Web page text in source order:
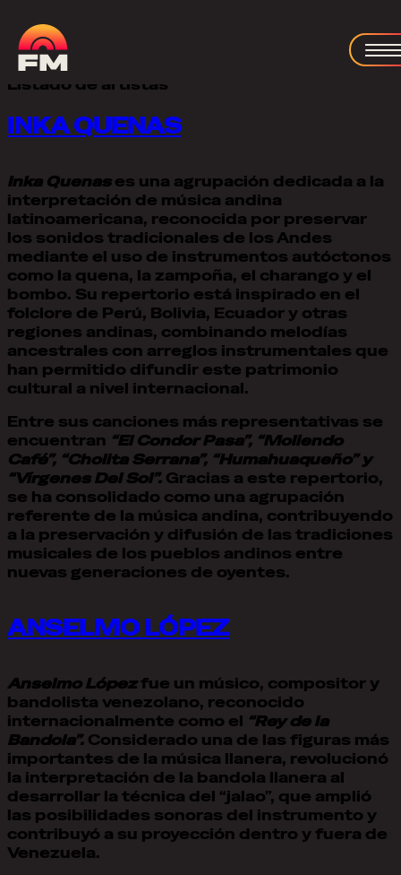
Archivos:
Listado de artistas
INKA QUENAS
Inka Quenases una agrupación dedicada a la
interpretación de música andina
latinoamericana, reconocida por preservar
los sonidos tradicionales de los Andes
mediante el uso de instrumentos autóctonos
como la quena, la zampoña, el charango y el
bombo. Su repertorio está inspirado en el
folclore de Perú, Bolivia, Ecuador y otras
regiones andinas, combinando melodías
ancestrales con arreglos instrumentales que
han permitido difundir este patrimonio
cultural a nivel internacional.
Entre sus canciones más representativas se
encuentran “El Condor Pasa”, “Moliendo
Café”, “Cholita Serrana”, “Humahuaqueño” y
“Vírgenes Del Sol”. Gracias a este repertorio,
se ha consolidado como una agrupación
referente de la música andina, contribuyendo
a la preservación y difusión de las tradiciones
musicales de los pueblos andinos entre
nuevas generaciones de oyentes.
ANSELMO LÓPEZ
Anselmo Lópezfue un músico, compositor y
bandolista venezolano, reconocido
internacionalmente como el “Rey de la
Bandola”. Considerado una de las figuras más
importantes de la música llanera, revolucionó
la interpretación de la bandola llanera al
desarrollar la técnica del “jalao”, que amplió
las posibilidades sonoras del instrumento y
contribuyó a su proyección dentro y fuera de
Venezuela.